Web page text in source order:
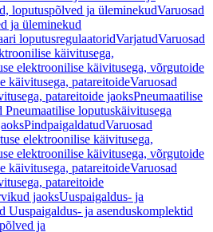
loputuspõlved ja üleminekudVaruosad
ja üleminekud
loputusregulaatoridVarjatudVaruosad
käivitusega,
elektroonilise käivitusega, võrgutoide
käivitusega, patareitoideVaruosad
patareitoide jaoksPneumaatilise
Pneumaatilise loputuskäivitusega
PindpaigaldatudVaruosad
elektroonilise käivitusega,
elektroonilise käivitusega, võrgutoide
käivitusega, patareitoideVaruosad
patareitoide
jaoksUuspaigaldus- ja
Uuspaigaldus- ja asenduskomplektid
ja